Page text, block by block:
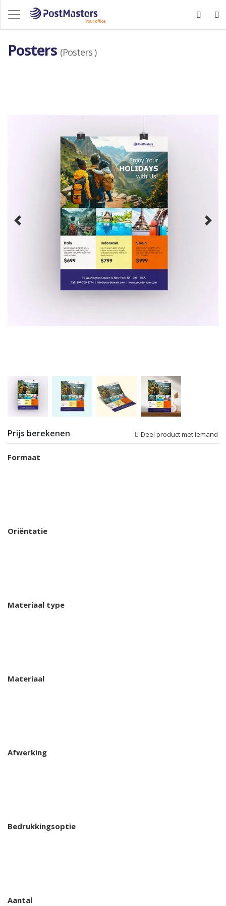
Posters (Posters )
Prijs berekenen Deel product met iemand
Formaat
Oriëntatie
Materiaal type
Materiaal
Afwerking
Bedrukkingsoptie
Aantal